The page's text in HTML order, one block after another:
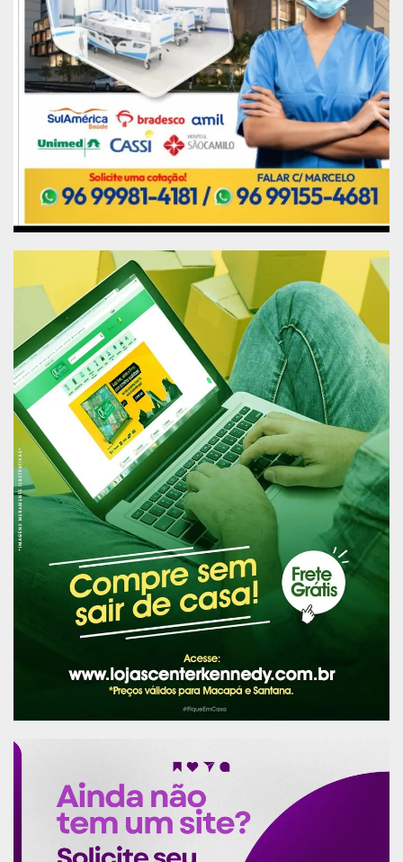
mulheres que dividiram histórias e lutas.
Samanda Nobre, viúva do guarda civil municipal
que perdeu sua vida para a Covid-19; enfermeira
Ediane Andrade, profissional que contribui na
saúde da população; a microempresária Maria
Odaléia que teve sua renda afetada por conta da
pandemia; Kérsya Celimary e o dia a dia de uma
Na ocasião, também foram exibidos os
depoimentos da Tia Zefa e da margarida Irene
Tavares, além da história de superação da vítima
de escalpelamento Socorro Pelaes.
O evento também teve apresentação musical do
cantor e compositor João Amorim, declamação
de poesia com Carla Nobre, exibição de dança do
inauguração da feira de artesanatos. A
programação finalizou com sorteio de
brindes. “Não poderíamos deixar esse momento
passar em branco. Pensamos em tudo com